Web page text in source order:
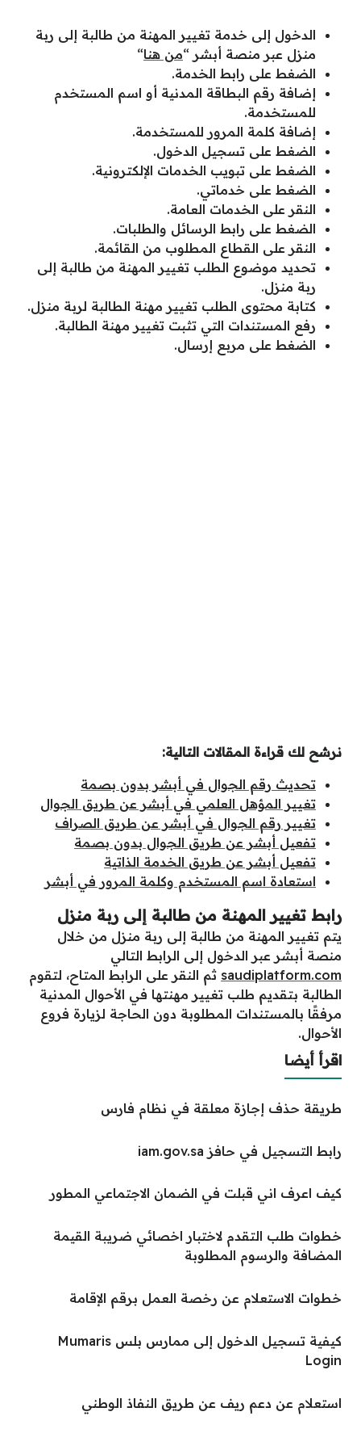
الدخول إلى خدمة تغيير المهنة من طالبة إلى ربة
منزل عبر منصة أبشر “من هنا“
الضغط على رابط الخدمة.
إضافة رقم البطاقة المدنية أو اسم المستخدم
للمستخدمة.
إضافة كلمة المرور للمستخدمة.
الضغط على تسجيل الدخول.
الضغط على تبويب الخدمات الإلكترونية.
الضغط على خدماتي.
النقر على الخدمات العامة.
الضغط على رابط الرسائل والطلبات.
النقر على القطاع المطلوب من القائمة.
تحديد موضوع الطلب تغيير المهنة من طالبة إلى
ربة منزل.
كتابة محتوى الطلب تغيير مهنة الطالبة لربة منزل.
رفع المستندات التي تثبت تغيير مهنة الطالبة.
الضغط على مربع إرسال.
نرشح لك قراءة المقالات التالية:
تحديث رقم الجوال في أبشر بدون بصمة
تغيير المؤهل العلمي في أبشر عن طريق الجوال
تغيير رقم الجوال في أبشر عن طريق الصراف
تفعيل أبشر عن طريق الجوال بدون بصمة
تفعيل أبشر عن طريق الخدمة الذاتية
استعادة اسم المستخدم وكلمة المرور في أبشر
رابط تغيير المهنة من طالبة إلى ربة منزل
يتم تغيير المهنة من طالبة إلى ربة منزل من خلال
منصة أبشر عبر الدخول إلى الرابط التالي
saudiplatform.com ثم النقر على الرابط المتاح، لتقوم
الطالبة بتقديم طلب تغيير مهنتها في الأحوال المدنية
مرفقًا بالمستندات المطلوبة دون الحاجة لزيارة فروع
الأحوال.
اقرأ أيضا
طريقة حذف إجازة معلقة في نظام فارس
رابط التسجيل في حافز iam.gov.sa
كيف اعرف اني قبلت في الضمان الاجتماعي المطور
خطوات طلب التقدم لاختبار اخصائي ضريبة القيمة
المضافة والرسوم المطلوبة
خطوات الاستعلام عن رخصة العمل برقم الإقامة
كيفية تسجيل الدخول إلى ممارس بلس Mumaris
Login
استعلام عن دعم ريف عن طريق النفاذ الوطني